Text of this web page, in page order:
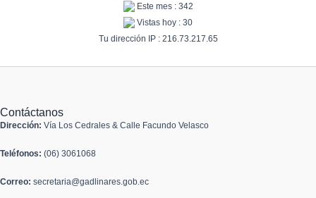
Este mes : 342
Vistas hoy : 30
Tu dirección IP : 216.73.217.65
Contáctanos
Dirección: Vía Los Cedrales & Calle Facundo Velasco
Teléfonos: (06) 3061068
Correo: secretaria@gadlinares.gob.ec